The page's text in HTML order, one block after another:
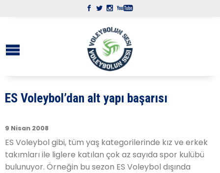
ES Voleybol’dan alt yapı başarısı
9 Nisan 2008
ES Voleybol gibi, tüm yaş kategorilerinde kız ve erkek
takımları ile liglere katılan çok az sayıda spor kulübü
bulunuyor. Örneğin bu sezon ES Voleybol dışında